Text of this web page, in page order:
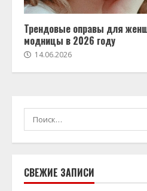
Трендовые оправы для
модницы в 2026 году
14.06.2026
Найти:
СВЕЖИЕ ЗАПИСИ